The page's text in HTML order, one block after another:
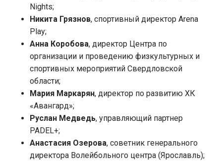
Nights;
Никита Грязнов, спортивный директор Arena
Play;
Анна Коробова, директор Центра по
организации и проведению физкультурных и
спортивных мероприятий Свердловской
области;
Мария Маркарян, директор по развитию ХК
«Авангард»;
Руслан Медведь, управляющий партнер
PADEL+;
Анастасия Озерова, советник генерального
директора Волейбольного центра (Ярославль);